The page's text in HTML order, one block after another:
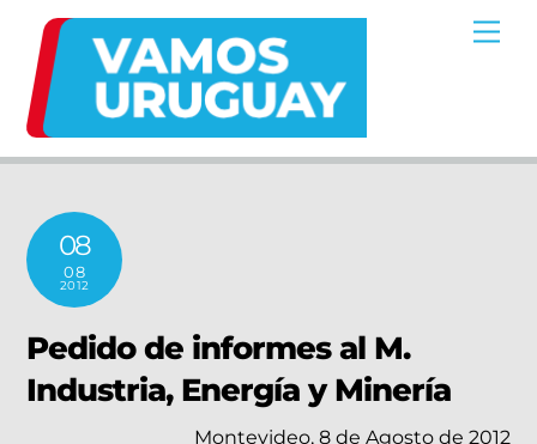
content
08
08
2012
Pedido de informes al M.
Industria, Energía y Minería
Montevideo, 8 de Agosto de 2012